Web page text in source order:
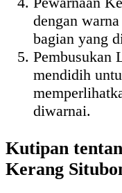
dengan
bagian yang
Pembusukan
mendidih
diwarnai.
Kutipan
Kerang